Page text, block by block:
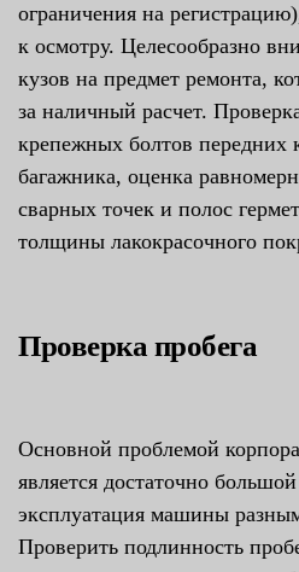
ограничения на
к осмотру. Целесообразно
кузов на предмет ремонта,
за наличный расчет.
крепежных болтов передних
багажника, оценка
сварных точек и полос
толщины лакокрасочного
Проверка пробега
Основной проблемой
является достаточно
эксплуатация машины
Проверить подлинность